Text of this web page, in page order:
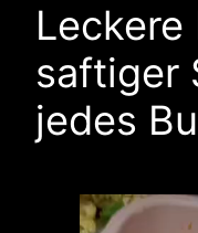
Leckere
saftiger
jedes